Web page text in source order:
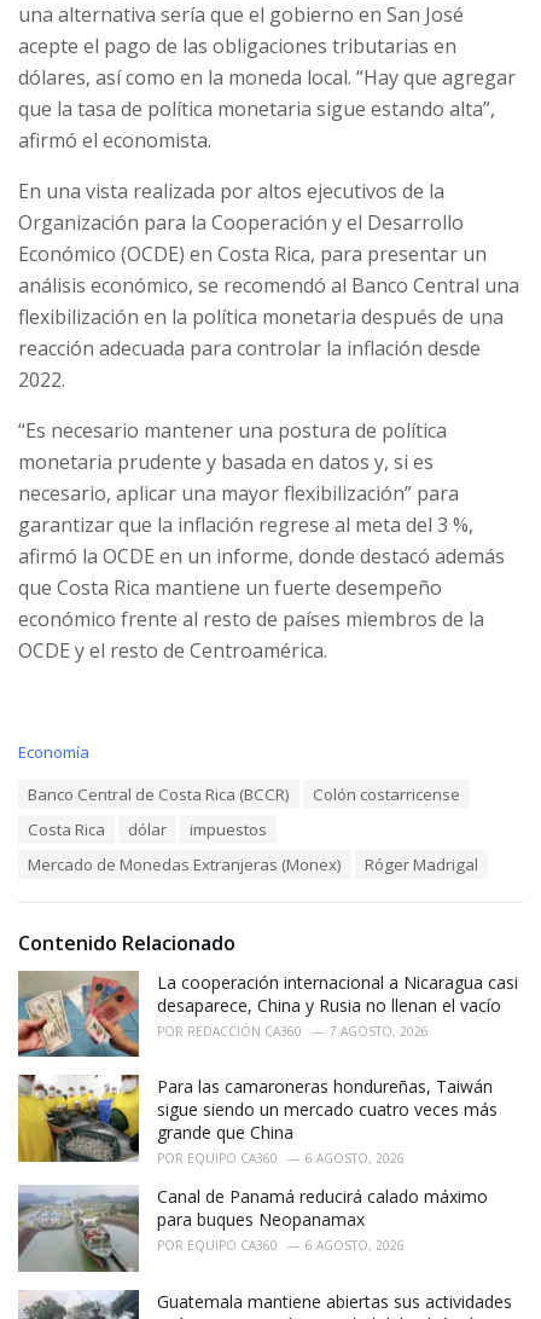
una alternativa sería que el gobierno en San José
acepte el pago de las obligaciones tributarias en
dólares, así como en la moneda local. “Hay que agregar
que la tasa de política monetaria sigue estando alta”,
afirmó el economista.
En una vista realizada por altos ejecutivos de la
Organización para la Cooperación y el Desarrollo
Económico (OCDE) en Costa Rica, para presentar un
análisis económico, se recomendó al Banco Central una
flexibilización en la política monetaria después de una
reacción adecuada para controlar la inflación desde
2022.
“Es necesario mantener una postura de política
monetaria prudente y basada en datos y, si es
necesario, aplicar una mayor flexibilización” para
garantizar que la inflación regrese al meta del 3 %,
afirmó la OCDE en un informe, donde destacó además
que Costa Rica mantiene un fuerte desempeño
económico frente al resto de países miembros de la
OCDE y el resto de Centroamérica.
C
s
:
Economía
Banco Central de Costa Rica (BCCR)
Colón costarricense
Costa Rica
dólar
impuestos
Mercado de Monedas Extranjeras (Monex)
Róger Madrigal
Contenido Relacionado
La cooperación internacional a Nicaragua casi
desaparece, China y Rusia no llenan el vacío
POR REDACCIÓN CA360 7 AGOSTO, 2026
Para las camaroneras hondureñas, Taiwán
sigue siendo un mercado cuatro veces más
grande que China
POR EQUIPO CA360 6 AGOSTO, 2026
Canal de Panamá reducirá calado máximo
para buques Neopanamax
POR EQUIPO CA360 6 AGOSTO, 2026
Guatemala mantiene abiertas sus actividades